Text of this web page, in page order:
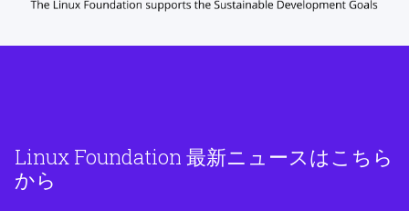
Linux Foundation 最新ニュースはこちら
から